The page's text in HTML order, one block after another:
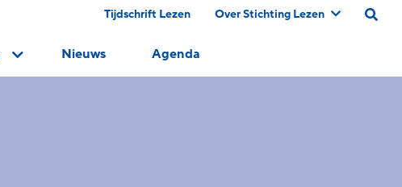
Tijdschrift Lezen Over Stichting Lezen
Nieuws Agenda